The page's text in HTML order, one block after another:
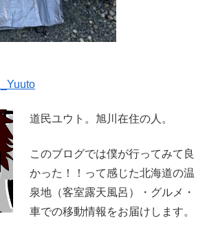
道民ユウト。旭川在住の人。
このブログでは僕が行ってみて良
かった！！って感じた北海道の温
泉地（客室露天風呂）・グルメ・
車での移動情報をお届けします。